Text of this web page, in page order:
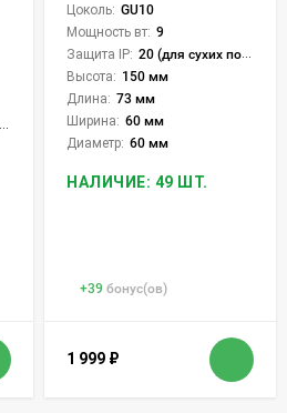
Цоколь: GU10
Мощность вт: 9
Защита IP: 20 (для сухих пом.)
Высота: 150 мм
Длина: 73 мм
Ширина: 60 мм
Диаметр: 60 мм
НАЛИЧИЕ: 49 ШТ.
+39 бонус(ов)
1 999 ₽